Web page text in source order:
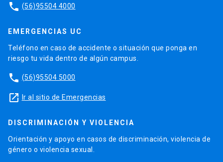
phone (56)95504 4000
EMERGENCIAS UC
Teléfono en caso de accidente o situación que ponga en
riesgo tu vida dentro de algún campus.
phone (56)95504 5000
launch Ir al sitio de Emergencias
DISCRIMINACIÓN Y VIOLENCIA
Orientación y apoyo en casos de discriminación, violencia de
género o violencia sexual.